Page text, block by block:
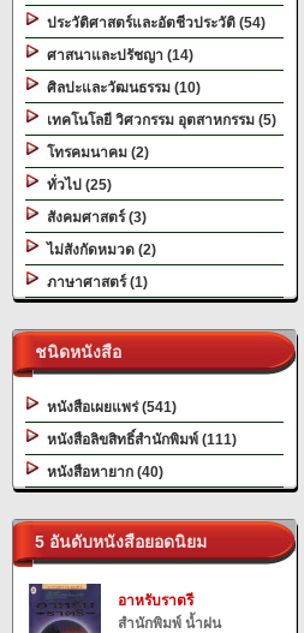
ประวัติศาสตร์และอัตชีวประวัติ (54)
ศาสนาและปรัชญา (14)
ศิลปะและวัฒนธรรม (10)
เทคโนโลยี วิศวกรรม อุตสาหกรรม (5)
โทรคมนาคม (2)
ทั่วไป (25)
สังคมศาสตร์ (3)
ไม่สังกัดหมวด (2)
ภาษาศาสตร์ (1)
ชนิดหนังสือ
หนังสือเผยแพร่ (541)
หนังสือลิขสิทธิ์สำนักพิมพ์ (111)
หนังสือหายาก (40)
5 อันดับหนังสือยอดนิยม
อาหรับราตรี
สำนักพิมพ์ น้ำฝน